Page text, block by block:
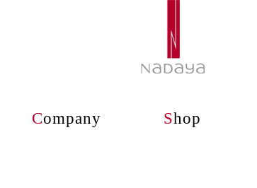
Company Shop